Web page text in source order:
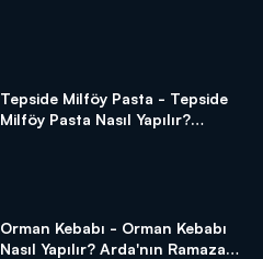
Tepside Milföy Pasta - Tepside
Milföy Pasta Nasıl Yapılır?
Orman Kebabı - Orman Kebabı
Nasıl Yapılır? Arda'nın Ramazan